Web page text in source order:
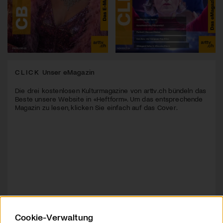
CLICK Unser eMagazin
Die drei kostenlosen Kulturmagazine von arttv.ch bündeln das
Beste unsere Website in «Heftform». Um das entsprechende
Magazin zu lesen, klicken Sie einfach auf das Cover.
Cookie-Verwaltung